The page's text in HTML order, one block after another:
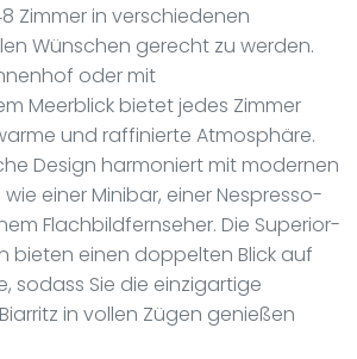
Zimmer in verschiedenen
Wünschen gerecht zu werden.
oder mit
Meerblick bietet jedes Zimmer
und raffinierte Atmosphäre.
Design harmoniert mit modernen
einer Minibar, einer Nespresso-
Flachbildfernseher. Die Superior-
bieten einen doppelten Blick auf
sodass Sie die einzigartige
in vollen Zügen genießen